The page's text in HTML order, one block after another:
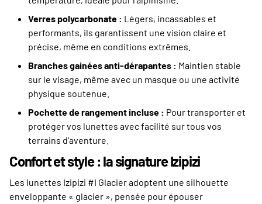
Verres polycarbonate : Légers, incassables et
performants, ils garantissent une vision claire et
précise, même en conditions extrêmes.
Branches gainées anti-dérapantes : Maintien stable
sur le visage, même avec un masque ou une activité
physique soutenue.
Pochette de rangement incluse : Pour transporter et
protéger vos lunettes avec facilité sur tous vos
terrains d'aventure.
Confort et style : la signature Izipizi
Les lunettes Izipizi #I Glacier adoptent une silhouette
enveloppante « glacier », pensée pour épouser